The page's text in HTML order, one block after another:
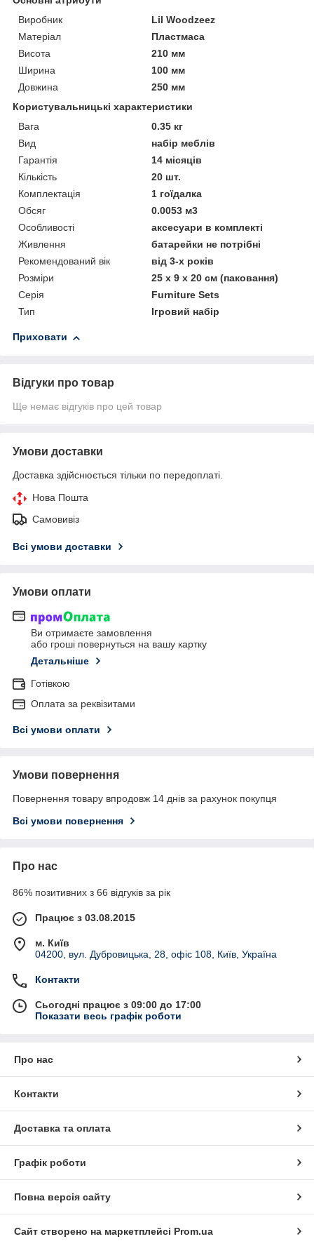
Виробник
Lil Woodzeez
Матеріал
Пластмаса
Висота
210 мм
Ширина
100 мм
Довжина
250 мм
Користувальницькі характеристики
Вага
0.35 кг
Вид
набір меблів
Гарантія
14 місяців
Кількість
20 шт.
Комплектація
1 гоїдалка
Обсяг
0.0053 м3
Особливості
аксесуари в комплекті
Живлення
батарейки не потрібні
Рекомендований вік
від 3-х років
Розміри
25 х 9 х 20 см (паковання)
Серія
Furniture Sets
Тип
Ігровий набір
Приховати
Відгуки про товар
Ще немає відгуків про цей товар
Умови доставки
Доставка здійснюється тільки по передоплаті.
Нова Пошта
Самовивіз
Всі умови доставки
Умови оплати
Ви отримаєте замовлення
або гроші повернуться на вашу картку
Детальніше
Готівкою
Оплата за реквізитами
Всі умови оплати
Умови повернення
Повернення товару впродовж 14 днів за рахунок покупця
Всі умови повернення
Про нас
86% позитивних з 66 відгуків за рік
Працює з 03.08.2015
м. Київ
04200, вул. Дубровицька, 28, офіс 108, Київ, Україна
Контакти
Сьогодні працює з 09:00 до 17:00
Показати весь графік роботи
Про нас
Контакти
Доставка та оплата
Графік роботи
Повна версія сайту
Сайт створено на маркетплейсі Prom.ua